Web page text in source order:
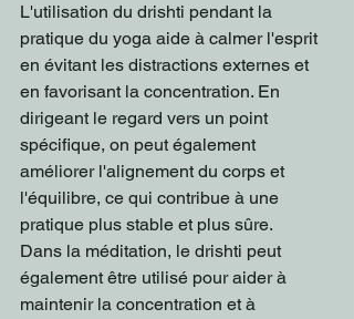
L'utilisation du drishti pendant la
pratique du yoga aide à calmer l'esprit
en évitant les distractions externes et
en favorisant la concentration. En
dirigeant le regard vers un point
spécifique, on peut également
améliorer l'alignement du corps et
l'équilibre, ce qui contribue à une
pratique plus stable et plus sûre.
Dans la méditation, le drishti peut
également être utilisé pour aider à
maintenir la concentration et à